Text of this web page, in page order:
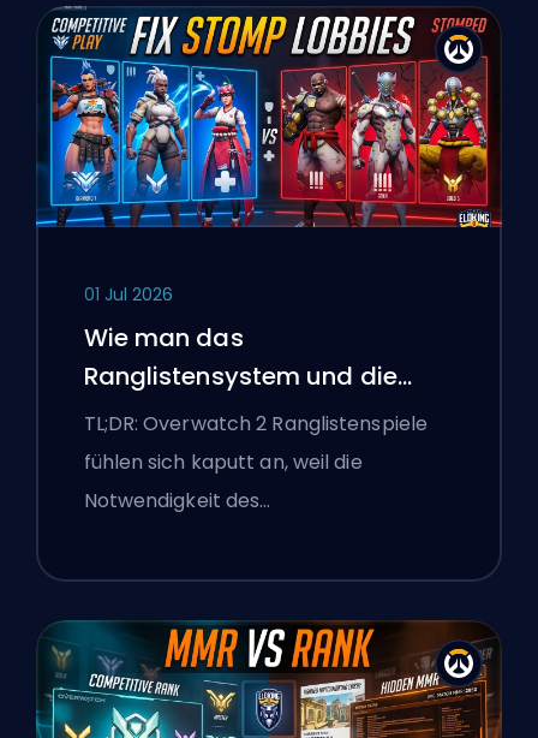
01 Jul 2026
Wie man das
Ranglistensystem und die
überlegenen Lobbys von
Overwatch 2 repariert
TL;DR: Overwatch 2 Ranglistenspiele
fühlen sich kaputt an, weil die
Notwendigkeit des…